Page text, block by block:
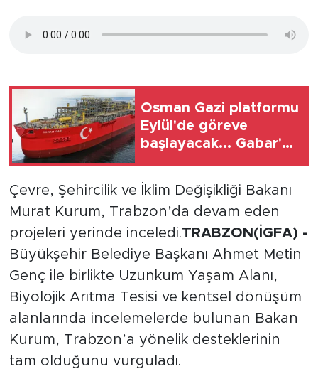
Osman Gazi platformu
Eylül'de göreve
başlayacak... Gabar'da
83 bin 200 varile ulaştı
Çevre, Şehircilik ve İklim Değişikliği Bakanı
Murat Kurum, Trabzon’da devam eden
projeleri yerinde inceledi.TRABZON(İGFA) -
Büyükşehir Belediye Başkanı Ahmet Metin
Genç ile birlikte Uzunkum Yaşam Alanı,
Biyolojik Arıtma Tesisi ve kentsel dönüşüm
alanlarında incelemelerde bulunan Bakan
Kurum, Trabzon’a yönelik desteklerinin
tam olduğunu vurguladı.